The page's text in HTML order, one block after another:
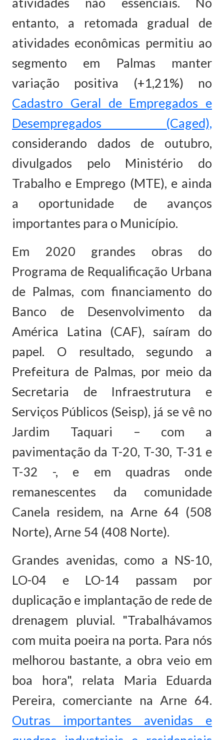
entanto, a retomada gradual de
atividades econômicas permitiu ao
segmento em Palmas manter
variação positiva (+1,21%) no
Cadastro Geral de Empregados e
Desempregados (Caged),
considerando dados de outubro,
divulgados pelo Ministério do
Trabalho e Emprego (MTE), e ainda
a oportunidade de avanços
importantes para o Município.
Em 2020 grandes obras do
Programa de Requalificação Urbana
de Palmas, com financiamento do
Banco de Desenvolvimento da
América Latina (CAF), saíram do
papel. O resultado, segundo a
Prefeitura de Palmas, por meio da
Secretaria de Infraestrutura e
Serviços Públicos (Seisp), já se vê no
Jardim Taquari – com a
pavimentação da T-20, T-30, T-31 e
T-32 -, e em quadras onde
remanescentes da comunidade
Canela residem, na Arne 64 (508
Norte), Arne 54 (408 Norte).
Grandes avenidas, como a NS-10,
LO-04 e LO-14 passam por
duplicação e implantação de rede de
drenagem pluvial. "Trabalhávamos
com muita poeira na porta. Para nós
melhorou bastante, a obra veio em
boa hora", relata Maria Eduarda
Pereira, comerciante na Arne 64.
Outras importantes avenidas e